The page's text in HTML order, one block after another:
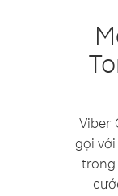
Viber
gọi
trong